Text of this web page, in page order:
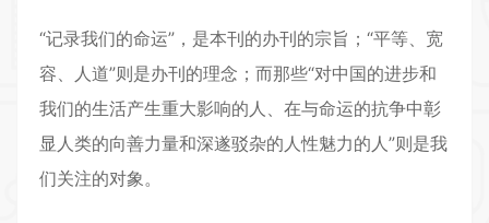
“记录我们的命运”，是本刊的办刊的宗旨；“平等、宽
容、人道”则是办刊的理念；而那些“对中国的进步和
我们的生活产生重大影响的人、在与命运的抗争中彰
显人类的向善力量和深遂驳杂的人性魅力的人”则是我
们关注的对象。